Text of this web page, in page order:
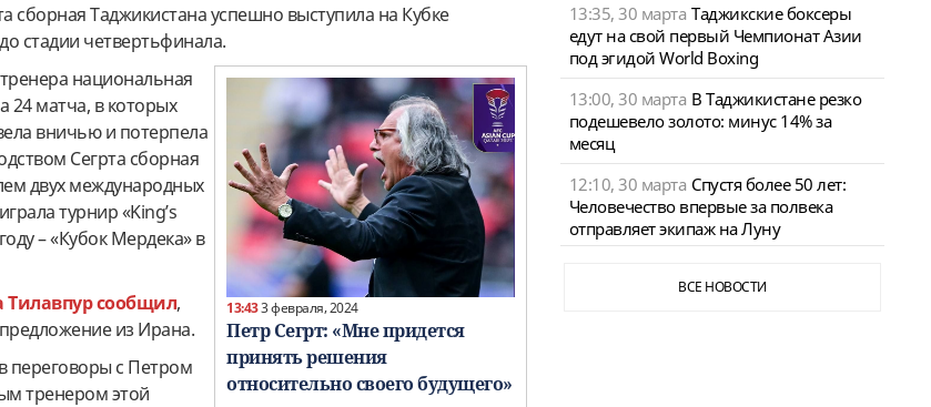
сборная Таджикистана успешно выступила на Кубке
стадии четвертьфинала.
13:433 февраля, 2024
Петр Сегрт: «Мне придется
принять решения
относительно своего будущего»
национальная
24 матча, в которых
вничью и потерпела
Сегрта сборная
двух международных
турнир «King’s
– «Кубок Мердека» в
Тилавпур сообщил,
из Ирана.
переговоры с Петром
тренером этой
13:35, 30 марта Таджикские боксеры
едут на свой первый Чемпионат Азии
под эгидой World Boxing
13:00, 30 марта В Таджикистане резко
подешевело золото: минус 14% за
месяц
12:10, 30 марта Спустя более 50 лет:
Человечество впервые за полвека
отправляет экипаж на Луну
ВСЕ НОВОСТИ